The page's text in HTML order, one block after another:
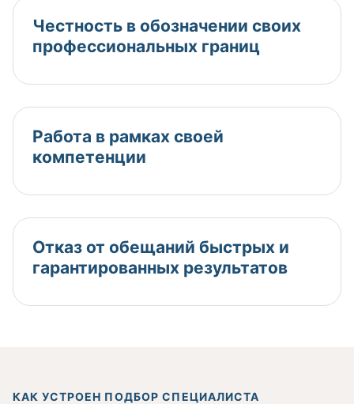
Честность в обозначении своих
профессиональных границ
Работа в рамках своей
компетенции
Отказ от обещаний быстрых и
гарантированных результатов
КАК УСТРОЕН ПОДБОР СПЕЦИАЛИСТА